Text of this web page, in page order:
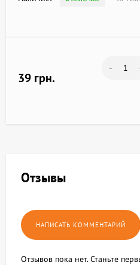
39 грн.
-
Отзывы
Отзывов пока нет. Станьте